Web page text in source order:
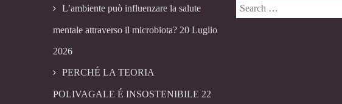
L’ambiente può influenzare la salute
mentale attraverso il microbiota? 20 Luglio
2026
PERCHÉ LA TEORIA
POLIVAGALE É INSOSTENIBILE 22